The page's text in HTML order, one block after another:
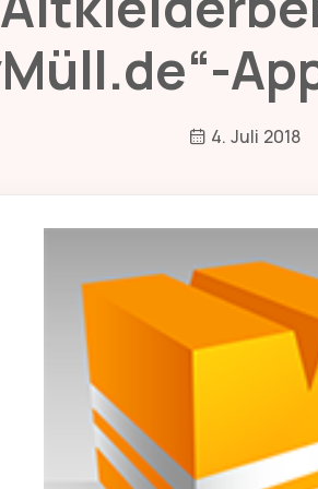
4. Juli 2018